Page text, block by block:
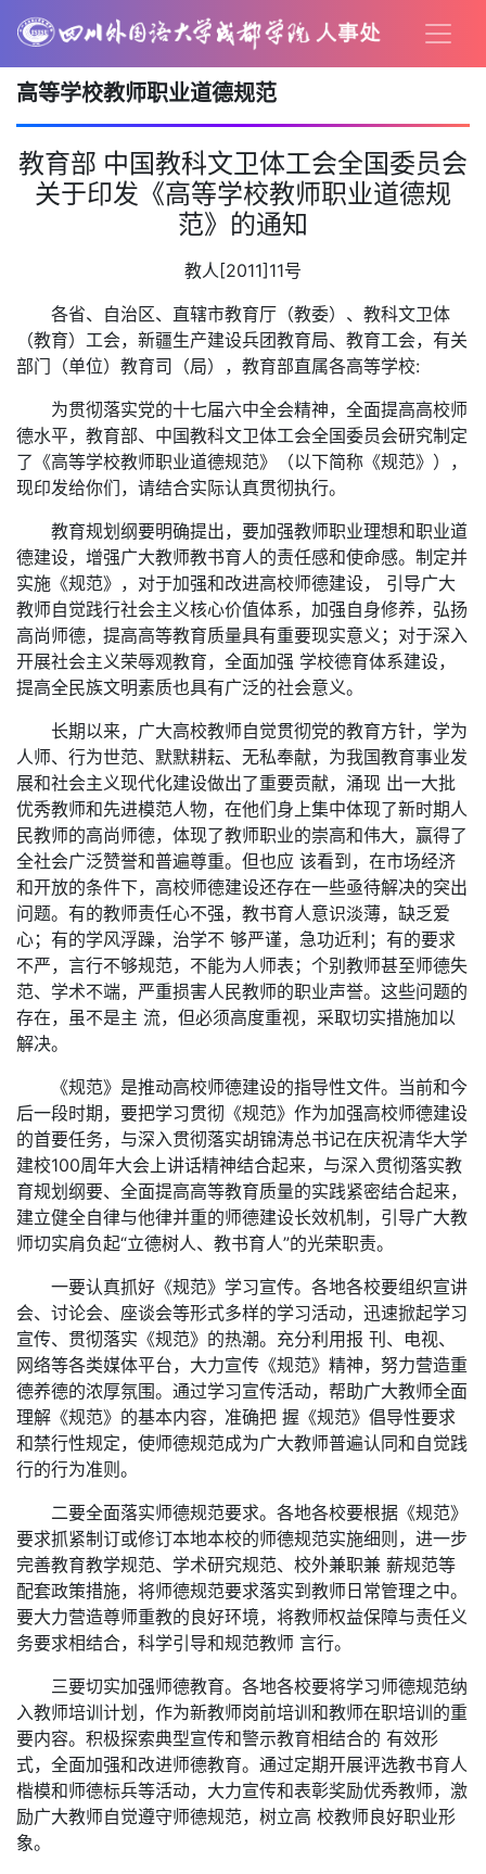
高等学校教师职业道德规范
教育部 中国教科文卫体工会全国委员会
关于印发《高等学校教师职业道德规
范》的通知
教人[2011]11号
各省、自治区、直辖市教育厅（教委）、教科文卫体
（教育）工会，新疆生产建设兵团教育局、教育工会，有关
部门（单位）教育司（局），教育部直属各高等学校:
为贯彻落实党的十七届六中全会精神，全面提高高校师
德水平，教育部、中国教科文卫体工会全国委员会研究制定
了《高等学校教师职业道德规范》（以下简称《规范》），
现印发给你们，请结合实际认真贯彻执行。
教育规划纲要明确提出，要加强教师职业理想和职业道
德建设，增强广大教师教书育人的责任感和使命感。制定并
实施《规范》，对于加强和改进高校师德建设， 引导广大
教师自觉践行社会主义核心价值体系，加强自身修养，弘扬
高尚师德，提高高等教育质量具有重要现实意义；对于深入
开展社会主义荣辱观教育，全面加强 学校德育体系建设，
提高全民族文明素质也具有广泛的社会意义。
长期以来，广大高校教师自觉贯彻党的教育方针，学为
人师、行为世范、默默耕耘、无私奉献，为我国教育事业发
展和社会主义现代化建设做出了重要贡献，涌现 出一大批
优秀教师和先进模范人物，在他们身上集中体现了新时期人
民教师的高尚师德，体现了教师职业的崇高和伟大，赢得了
全社会广泛赞誉和普遍尊重。但也应 该看到，在市场经济
和开放的条件下，高校师德建设还存在一些亟待解决的突出
问题。有的教师责任心不强，教书育人意识淡薄，缺乏爱
心；有的学风浮躁，治学不 够严谨，急功近利；有的要求
不严，言行不够规范，不能为人师表；个别教师甚至师德失
范、学术不端，严重损害人民教师的职业声誉。这些问题的
存在，虽不是主 流，但必须高度重视，采取切实措施加以
解决。
《规范》是推动高校师德建设的指导性文件。当前和今
后一段时期，要把学习贯彻《规范》作为加强高校师德建设
的首要任务，与深入贯彻落实胡锦涛总书记在庆祝清华大学
建校100周年大会上讲话精神结合起来，与深入贯彻落实教
育规划纲要、全面提高高等教育质量的实践紧密结合起来，
建立健全自律与他律并重的师德建设长效机制，引导广大教
师切实肩负起“立德树人、教书育人”的光荣职责。
一要认真抓好《规范》学习宣传。各地各校要组织宣讲
会、讨论会、座谈会等形式多样的学习活动，迅速掀起学习
宣传、贯彻落实《规范》的热潮。充分利用报 刊、电视、
网络等各类媒体平台，大力宣传《规范》精神，努力营造重
德养德的浓厚氛围。通过学习宣传活动，帮助广大教师全面
理解《规范》的基本内容，准确把 握《规范》倡导性要求
和禁行性规定，使师德规范成为广大教师普遍认同和自觉践
行的行为准则。
二要全面落实师德规范要求。各地各校要根据《规范》
要求抓紧制订或修订本地本校的师德规范实施细则，进一步
完善教育教学规范、学术研究规范、校外兼职兼 薪规范等
配套政策措施，将师德规范要求落实到教师日常管理之中。
要大力营造尊师重教的良好环境，将教师权益保障与责任义
务要求相结合，科学引导和规范教师 言行。
三要切实加强师德教育。各地各校要将学习师德规范纳
入教师培训计划，作为新教师岗前培训和教师在职培训的重
要内容。积极探索典型宣传和警示教育相结合的 有效形
式，全面加强和改进师德教育。通过定期开展评选教书育人
楷模和师德标兵等活动，大力宣传和表彰奖励优秀教师，激
励广大教师自觉遵守师德规范，树立高 校教师良好职业形
象。